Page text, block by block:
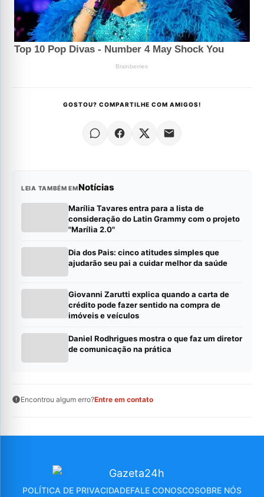
GOSTOU? COMPARTILHE COM AMIGOS!
LEIA TAMBÉM EMNotícias
Marília Tavares entra para a lista de
consideração do Latin Grammy com o projeto
"Marília 2.0"
Dia dos Pais: cinco atitudes simples que
ajudarão seu pai a cuidar melhor da saúde
Giovanni Zarutti explica quando a carta de
crédito pode fazer sentido na compra de
imóveis e veículos
Daniel Rodhrigues mostra o que faz um diretor
de comunicação na prática
Encontrou algum erro?Entre em contato
POLÍTICA DE PRIVACIDADEFALE CONOSCOSOBRE NÓS